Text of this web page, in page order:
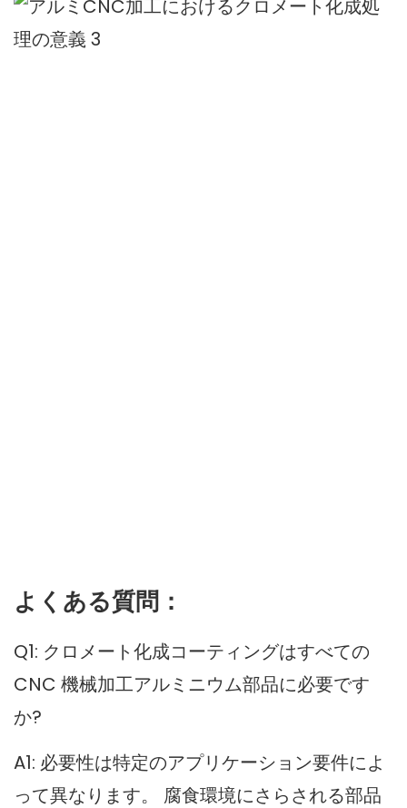
よくある質問：
Q1: クロメート化成コーティングはすべての
CNC 機械加工アルミニウム部品に必要です
か?
A1: 必要性は特定のアプリケーション要件によ
って異なります。 腐食環境にさらされる部品